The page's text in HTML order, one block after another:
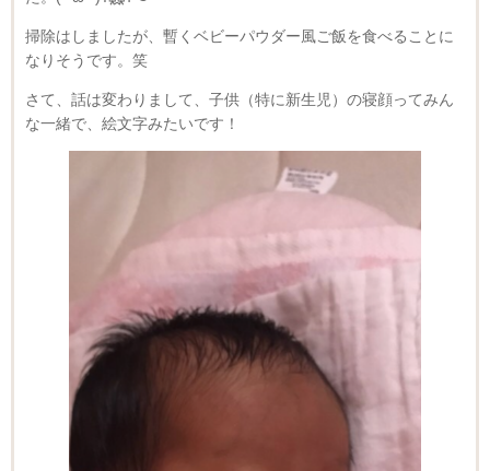
掃除はしましたが、暫くベビーパウダー風ご飯を食べることに
なりそうです。笑
さて、話は変わりまして、子供（特に新生児）の寝顔ってみん
な一緒で、絵文字みたいです！